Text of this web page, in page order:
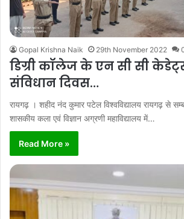
Gopal Krishna Naik 29th November 2022
डिग्री कॉलेज के एन सी सी
संविधान दिवस…
रायगढ़ । शहीद नंद कुमार पटेल विश्वविद्यालय रायगढ़ से
शासकीय कला एवं विज्ञान अग्रणी महाविद्यालय में…
Read More »